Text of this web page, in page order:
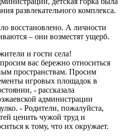
развлекательного комплекса.
восстановлено. А личности
– они возместят ущерб.
и гости села!
вас бережно относиться
пространствам. Просим
игровых площадок в
- рассказала
администрации
- Родители, пожалуйста,
ценить чужой труд и
к тому, что их окружает.